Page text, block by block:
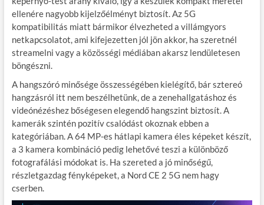
ellenére nagyobb kijelzőélményt biztosít. Az 5G
kompatibilitás miatt bármikor élvezheted a villámgyors
netkapcsolatot, ami kifejezetten jól jön akkor, ha szeretnél
streamelni vagy a közösségi médiában akarsz lendületesen
böngészni.
A hangszóró minősége összességében kielégítő, bár sztereó
hangzásról itt nem beszélhetünk, de a zenehallgatáshoz és
videónézéshez bőségesen elegendő hangszint biztosít. A
kamerák szintén pozitív csalódást okoznak ebben a
kategóriában. A 64 MP-es hátlapi kamera éles képeket készít,
a 3 kamera kombináció pedig lehetővé teszi a különböző
fotografálási módokat is. Ha szereted a jó minőségű,
részletgazdag fényképeket, a Nord CE 2 5G nem hagy
cserben.